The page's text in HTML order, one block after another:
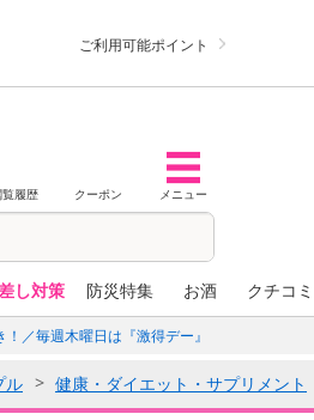
ご利用可能ポイント
履歴 クーポン メニュー
し対策 防災特集 お酒 クチコ
／毎週木曜日は『激得デー』
ル 健康・ダイエット・サプリメント